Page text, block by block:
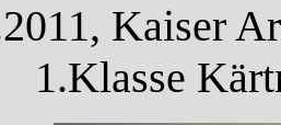
Kaiser
1.Klasse